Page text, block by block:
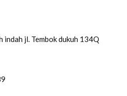
indah jl. Tembok dukuh 134Q